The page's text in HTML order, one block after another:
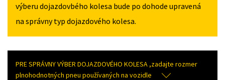
výberu dojazdovbého kolesa bude po dohode upravená
na správny typ dojazdového kolesa.
PRE SPRÁVNY VÝBER DOJAZDOVÉHO KOLESA ,zadajte rozmer
plnohodnotných pneu používaných na vozidle